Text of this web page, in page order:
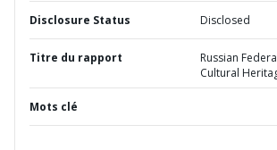
Disclosure Status Disclosed
Titre du rapport
Russian
Cultural
Mots clé